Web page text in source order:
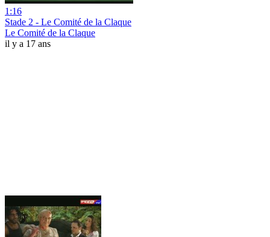
1:16
Stade 2 - Le Comité de la Claque
Le Comité de la Claque
il y a 17 ans